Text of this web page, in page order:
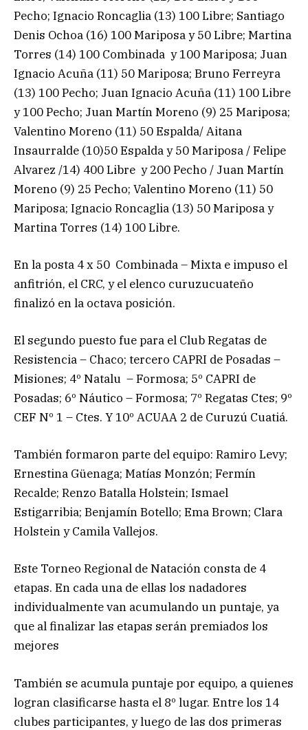
Pecho; Ignacio Roncaglia (13) 100 Libre; Santiago
Denis Ochoa (16) 100 Mariposa y 50 Libre; Martina
Torres (14) 100 Combinada y 100 Mariposa; Juan
Ignacio Acuña (11) 50 Mariposa; Bruno Ferreyra
(13) 100 Pecho; Juan Ignacio Acuña (11) 100 Libre
y 100 Pecho; Juan Martín Moreno (9) 25 Mariposa;
Valentino Moreno (11) 50 Espalda/ Aitana
Insaurralde (10)50 Espalda y 50 Mariposa / Felipe
Alvarez /14) 400 Libre y 200 Pecho / Juan Martín
Moreno (9) 25 Pecho; Valentino Moreno (11) 50
Mariposa; Ignacio Roncaglia (13) 50 Mariposa y
Martina Torres (14) 100 Libre.
En la posta 4 x 50 Combinada – Mixta e impuso el
anfitrión, el CRC, y el elenco curuzucuateño
finalizó en la octava posición.
El segundo puesto fue para el Club Regatas de
Resistencia – Chaco; tercero CAPRI de Posadas –
Misiones; 4º Natalu – Formosa; 5º CAPRI de
Posadas; 6º Náutico – Formosa; 7º Regatas Ctes; 9º
CEF Nº 1 – Ctes. Y 10º ACUAA 2 de Curuzú Cuatiá.
También formaron parte del equipo: Ramiro Levy;
Ernestina Güenaga; Matías Monzón; Fermín
Recalde; Renzo Batalla Holstein; Ismael
Estigarribia; Benjamín Botello; Ema Brown; Clara
Holstein y Camila Vallejos.
Este Torneo Regional de Natación consta de 4
etapas. En cada una de ellas los nadadores
individualmente van acumulando un puntaje, ya
que al finalizar las etapas serán premiados los
mejores
También se acumula puntaje por equipo, a quienes
logran clasificarse hasta el 8º lugar. Entre los 14
clubes participantes, y luego de las dos primeras